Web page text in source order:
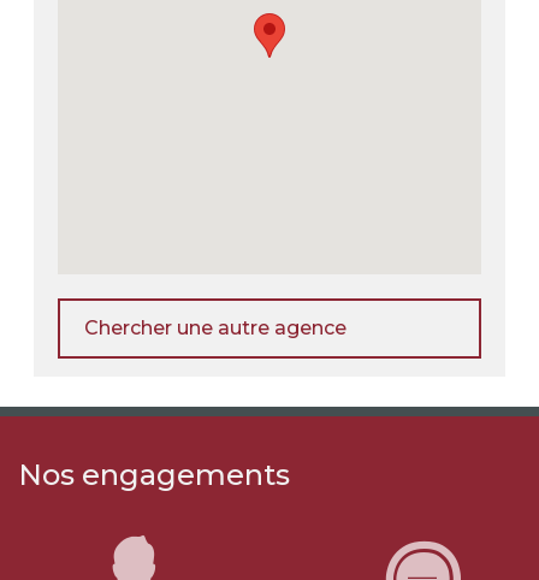
Chercher une autre agence
Nos engagements